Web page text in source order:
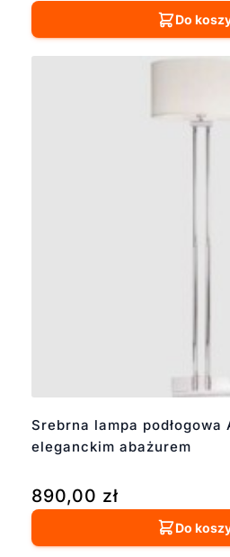
Do
Srebrna lampa podłogowa
eleganckim abażurem
890,00 zł
Do